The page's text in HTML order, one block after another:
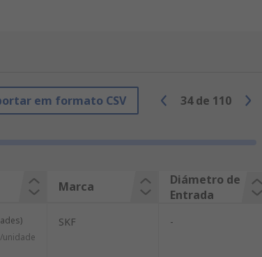
em formato CSV 34 de 110
Marca
Diámetro de
Entrada
unidade
SKF -